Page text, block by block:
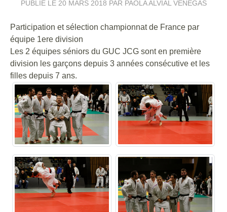
PUBLIÉ LE 20 MARS 2018 PAR PAOLA ALVIAL VENEGAS
Participation et sélection championnat de France par
équipe 1ere division
Les 2 équipes séniors du GUC JCG sont en première
division les garçons depuis 3 années consécutive et les
filles depuis 7 ans.